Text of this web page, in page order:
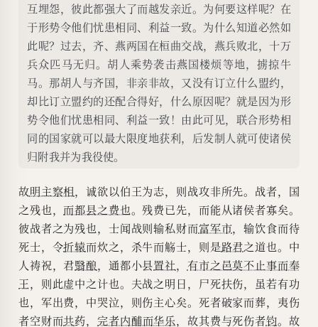
互埋怨，彼此都强大了而越发亲近。为何要这样呢？在
于形势令他们忧患相同、利益一致。为什么知道必然如
此呢？过去，齐、燕两国在桓曲交战，燕兵败北，十万
兵众匹马无归。胡人乘势袭击燕国楼烦等地，掳掠牛
马。那胡人与齐国，非亲非故，又没有订立什么盟约，
却比订立盟约的还配合得好，什么原因呢？就是因为形
势令他们忧患相同、利益一致！由此可见，联合形势相
同的国家就可以最大限度地获利，后发制人就可使诸侯
归附我并为我役使。
故明主察相，诚欲以伯王为志，则战攻非所先。战者，国
之残也，而都县之费也。残费已先，而能从诸侯者寡矣。
彼战者之为残也，士闻战则输私财而富军市，输饮食而待
死士，令折辕而炊之，杀牛而觞士，则是路君之道也。中
人祷祝，君翳酿，通都小县置社， 有市之邑莫不止事而奉
王，则此虚中之计也。夫战之明日，尸死扶伤，虽若有功
也，军出费，中哭泣，则伤主心矣。死者破家而葬，夷伤
者空财而共药， 完者内酺而华乐，故其费与死伤者钧。故